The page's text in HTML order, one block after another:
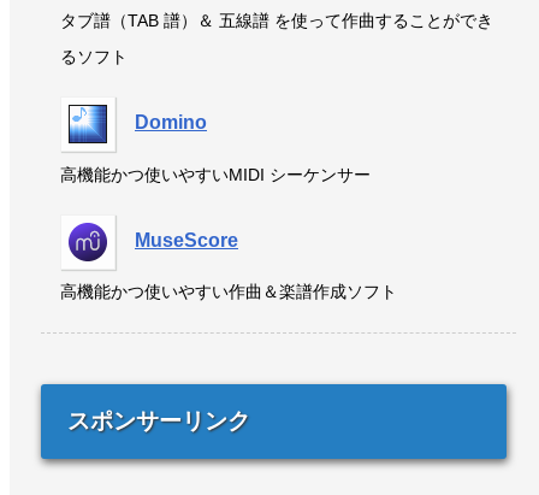
タブ譜（TAB 譜）＆ 五線譜 を使って作曲することができ
るソフト
Domino
高機能かつ使いやすいMIDI シーケンサー
MuseScore
高機能かつ使いやすい作曲＆楽譜作成ソフト
スポンサーリンク